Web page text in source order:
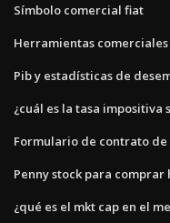
Símbolo comercial fiat
Herramientas
Pib y estadísticas de
¿cuál es la tasa impositiva
Formulario de contrato
Penny stock para comprar
¿qué es el mkt cap en el